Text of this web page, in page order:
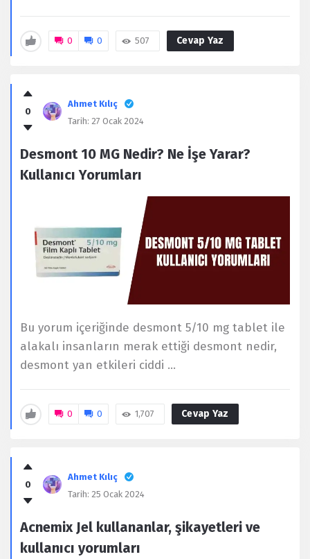
0 0 507 Cevap Yaz
0
Ahmet Kılıç
Tarih: 27 Ocak 2024
Desmont 10 MG Nedir? Ne İşe Yarar?
Kullanıcı Yorumları
Bu yorum içeriğinde desmont 5/10 mg tablet ile
alakalı insanların merak ettiği desmont nedir,
desmont yan etkileri ciddi ...
0 0 1,707 Cevap Yaz
0
Ahmet Kılıç
Tarih: 25 Ocak 2024
Acnemix Jel kullananlar, şikayetleri ve
kullanıcı yorumları